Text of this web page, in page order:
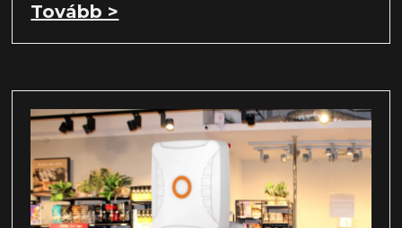
Tovább >